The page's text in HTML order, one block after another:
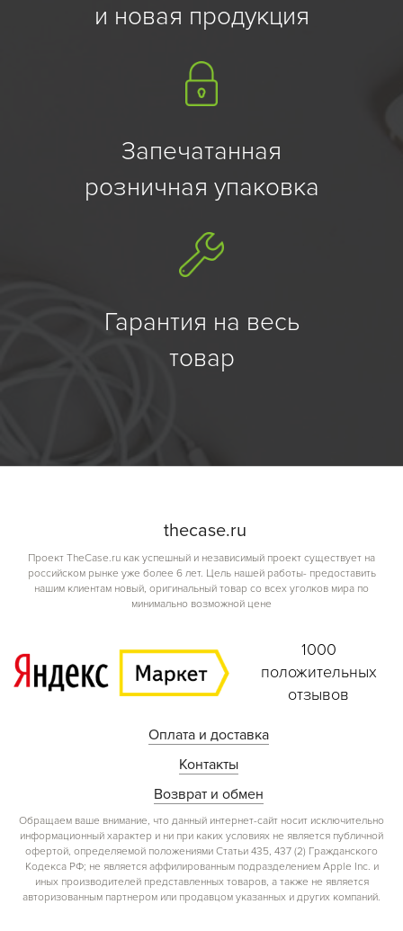
и новая продукция
Запечатанная
розничная упаковка
Гарантия на весь
товар
thecase.ru
Проект TheCase.ru как успешный и независимый проект существует на
российском рынке уже более 6 лет. Цель нашей работы- предоставить
нашим клиентам новый, оригинальный товар со всех уголков мира по
минимально возможной цене
1000
положительных
отзывов
Оплата и доставка
Контакты
Возврат и обмен
Обращаем ваше внимание, что данный интернет-сайт носит исключительно
информационный характер и ни при каких условиях не является публичной
офертой, определяемой положениями Статьи 435, 437 (2) Гражданского
Кодекса РФ; не является аффилированным подразделением Apple Inc. и
иных производителей представленных товаров, а также не является
авторизованным партнером или продавцом указанных и других компаний.